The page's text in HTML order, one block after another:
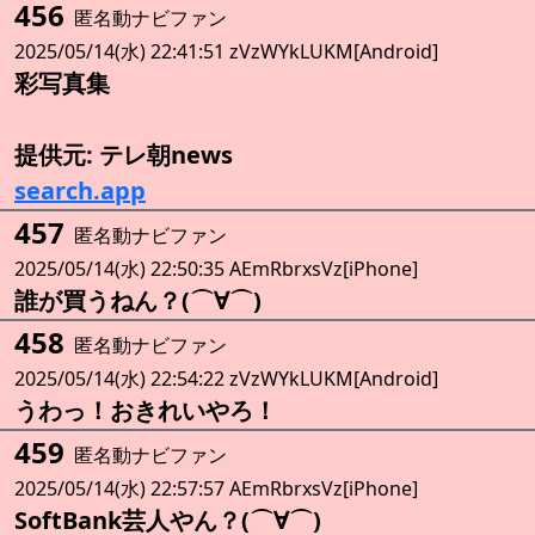
456 匿名動ナビファン
2025/05/14(水) 22:41:51 zVzWYkLUKM[Android]
彩写真集
提供元: テレ朝news
search.app
457 匿名動ナビファン
2025/05/14(水) 22:50:35 AEmRbrxsVz[iPhone]
誰が買うねん？(⌒∀⌒)
458 匿名動ナビファン
2025/05/14(水) 22:54:22 zVzWYkLUKM[Android]
うわっ！おきれいやろ！
459 匿名動ナビファン
2025/05/14(水) 22:57:57 AEmRbrxsVz[iPhone]
SoftBank芸人やん？(⌒∀⌒)